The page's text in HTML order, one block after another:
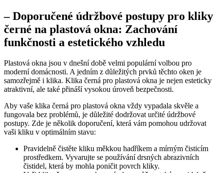
– Doporučené údržbové postupy pro kliky
černé na plastová okna: Zachování
funkčnosti a estetického vzhledu
Plastová okna⁢ jsou v dnešní době velmi​ populární volbou pro ​
moderní⁤ domácnosti. A jedním z důležitých prvků těchto oken je
samozřejmě i klika. Klika černá pro plastová okna ⁢je nejen esteticky
atraktivní, ale také přináší vysokou úroveň bezpečnosti.
Aby vaše klika černá pro plastová okna ​vždy vypadala skvěle a
fungovala bez problémů, je důležité ​dodržovat⁣ určité údržbové
postupy. ⁤Zde je několik doporučení, která vám pomohou udržovat
vaši kliku v⁢ optimálním stavu:
Pravidelně čistěte⁢ kliku měkkou hadříkem a mírným čisticím
prostředkem. Vyvarujte se používání drsných abrazivních
čistidel, která⁢ by mohla ‌poničit povrch kliky.